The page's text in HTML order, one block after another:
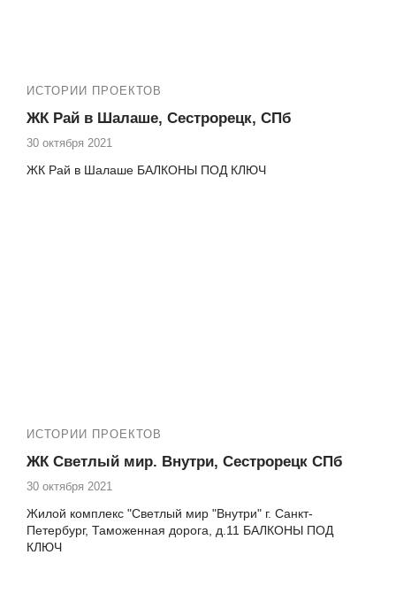
ИСТОРИИ ПРОЕКТОВ
ЖК Рай в Шалаше, Сестрорецк, СПб
30 октября 2021
ЖК Рай в Шалаше БАЛКОНЫ ПОД КЛЮЧ
ИСТОРИИ ПРОЕКТОВ
ЖК Светлый мир. Внутри, Сестрорецк СПб
30 октября 2021
Жилой комплекс "Светлый мир "Внутри" г. Санкт-
Петербург, Таможенная дорога, д.11 БАЛКОНЫ ПОД
КЛЮЧ